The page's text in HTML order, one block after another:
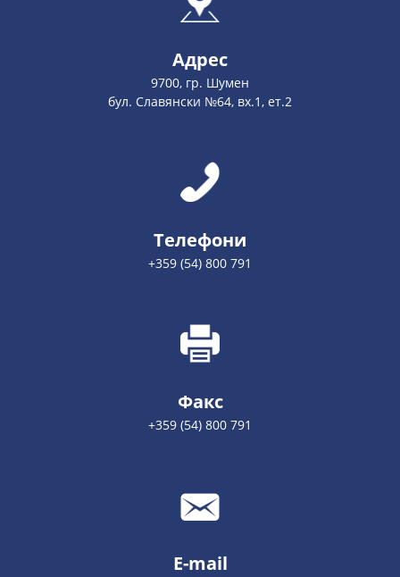
Адрес
9700, гр. Шумен
бул. Славянски №64, вх.1, ет.2
Телефони
+359 (54) 800 791
Факс
+359 (54) 800 791
E-mail